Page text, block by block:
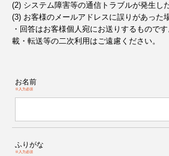
(2) システム障害等の通信トラブルが発生し
(3) お客様のメールアドレスに誤りがあった
・回答はお客様個人宛にお送りするもので
載・転送等の二次利用はご遠慮ください。
お名前
※入力必須
ふりがな
※入力必須